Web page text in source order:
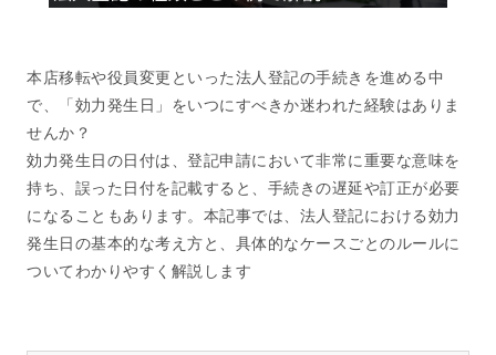
本店移転や役員変更といった法人登記の手続きを進める中
で、「効力発生日」をいつにすべきか迷われた経験はありま
せんか？
効力発生日の日付は、登記申請において非常に重要な意味を
持ち、誤った日付を記載すると、手続きの遅延や訂正が必要
になることもあります。本記事では、法人登記における効力
発生日の基本的な考え方と、具体的なケースごとのルールに
ついてわかりやすく解説します